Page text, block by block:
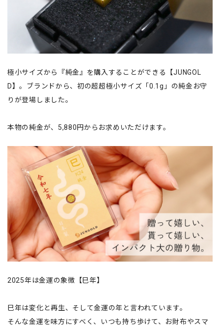
極小サイズから『純金』を購入することができる【JUNGOL
D】。ブランドから、初の超超極小サイズ「0.1g」の純金お守
りが登場しました。
本物の純金が、5,880円からお求めいただけます。
2025年は金運の象徴【巳年】
巳年は変化と再生、そして金運の年と言われています。
そんな金運を味方にすべく、いつも持ち歩けて、お財布やスマ